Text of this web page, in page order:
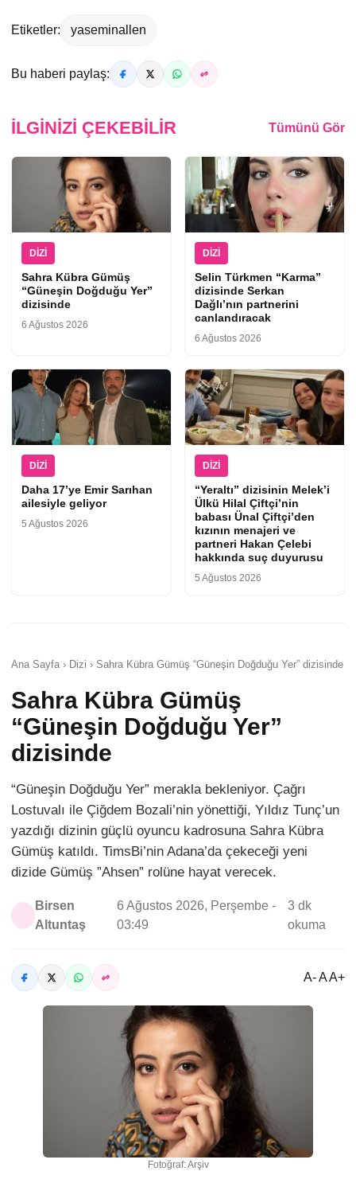
Etiketler: yaseminallen
Bu haberi paylaş:
İLGINIZI ÇEKEBILIR Tümünü Gör
DIZI
Sahra Kübra Gümüş
“Güneşin Doğduğu Yer”
dizisinde
6 Ağustos 2026
DIZI
Selin Türkmen “Karma”
dizisinde Serkan
Dağlı’nın partnerini
canlandıracak
6 Ağustos 2026
DIZI
Daha 17’ye Emir Sarıhan
ailesiyle geliyor
5 Ağustos 2026
DIZI
“Yeraltı” dizisinin Melek’i
Ülkü Hilal Çiftçi’nin
babası Ünal Çiftçi’den
kızının menajeri ve
partneri Hakan Çelebi
hakkında suç duyurusu
5 Ağustos 2026
Ana Sayfa › Dizi › Sahra Kübra Gümüş “Güneşin Doğduğu Yer” dizisinde
Sahra Kübra Gümüş
“Güneşin Doğduğu Yer”
dizisinde
“Güneşin Doğduğu Yer” merakla bekleniyor. Çağrı
Lostuvalı ile Çiğdem Bozali’nin yönettiği, Yıldız Tunç’un
yazdığı dizinin güçlü oyuncu kadrosuna Sahra Kübra
Gümüş katıldı. TimsBi’nin Adana’da çekeceği yeni
dizide Gümüş ”Ahsen” rolüne hayat verecek.
Birsen
Altuntaş
6 Ağustos 2026, Perşembe -
03:49
3 dk
okuma
A- A A+
Fotoğraf: Arşiv